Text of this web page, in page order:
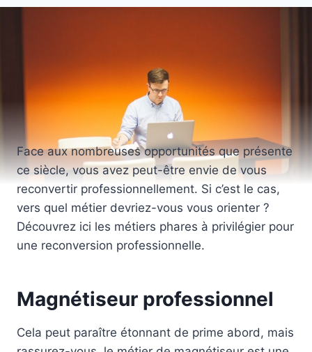
Face aux nombreuses opportunités que présente
ce siècle, vous avez peut-être envie de vous
reconvertir professionnellement. Si c’est le cas,
vers quel métier devriez-vous vous orienter ?
Découvrez ici les métiers phares à privilégier pour
une reconversion professionnelle.
Magnétiseur professionnel
Cela peut paraître étonnant de prime abord, mais